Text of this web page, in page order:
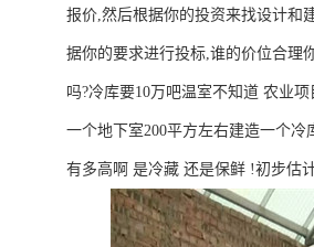
报价,然后根据你的投资来找设计和
据你的要求进行投标,谁的价位合理
吗?冷库要10万吧温室不知道 农业
一个地下室200平方左右建造一个冷
有多高啊 是冷藏 还是保鲜 !初步估